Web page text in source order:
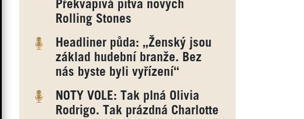
Překvapivá pitva nových
Rolling Stones
Headliner půda: „Ženský jsou
základ hudební branže. Bez
nás byste byli vyřízení“
NOTY VOLE: Tak plná Olivia
Rodrigo. Tak prázdná Charlotte